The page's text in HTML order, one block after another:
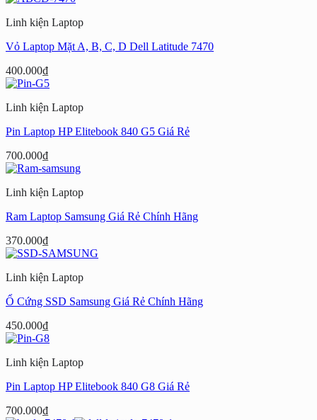
Linh kiện Laptop
Vỏ Laptop Mặt A, B, C, D Dell Latitude 7470
400.000₫
Linh kiện Laptop
Pin Laptop HP Elitebook 840 G5 Giá Rẻ
700.000₫
Linh kiện Laptop
Ram Laptop Samsung Giá Rẻ Chính Hãng
370.000₫
Linh kiện Laptop
Ổ Cứng SSD Samsung Giá Rẻ Chính Hãng
450.000₫
Linh kiện Laptop
Pin Laptop HP Elitebook 840 G8 Giá Rẻ
700.000₫